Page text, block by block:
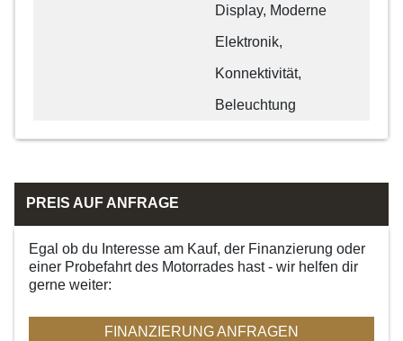
Display, Moderne
Elektronik,
Konnektivität,
Beleuchtung
PREIS AUF ANFRAGE
Egal ob du Interesse am Kauf, der Finanzierung oder
einer Probefahrt des Motorrades hast - wir helfen dir
gerne weiter:
FINANZIERUNG ANFRAGEN